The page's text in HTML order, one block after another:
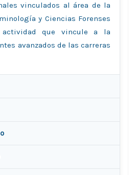
vinculados al área de la
y Ciencias Forenses
que vincule a la
avanzados de las carreras